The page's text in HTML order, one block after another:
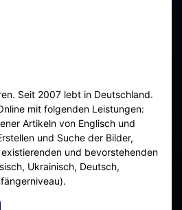
Seit 2007 lebt in Deutschland.
mit folgenden Leistungen:
Artikeln von Englisch und
und Suche der Bilder,
und bevorstehenden
Ukrainisch, Deutsch,